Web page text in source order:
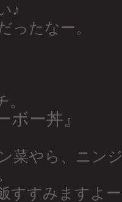
♪
ったなー。
ー丼』
菜やら、ニン
すすみますよ